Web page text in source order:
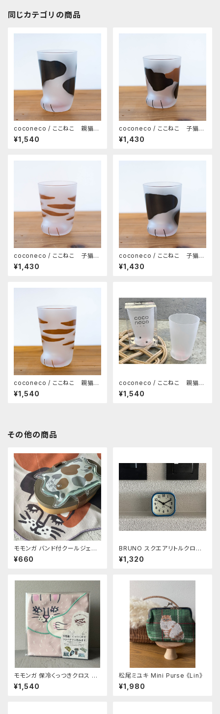
同じカテゴリの商品
coconeco / ここねこ 親猫タ
ンブラー 300ml（ブチ）
¥1,540
coconeco / ここねこ 子猫タ
ンブラー 230ml（ミケ）
¥1,430
coconeco / ここねこ 子猫タ
ンブラー 230ml（トラ）
¥1,430
coconeco / ここねこ 子猫タ
ンブラー 230ml（ブチ）
¥1,430
coconeco / ここねこ 親猫タ
ンブラー 300ml（トラ）
¥1,540
coconeco / ここねこ 親猫タ
ンブラー 300ml（ムジ）
¥1,540
その他の商品
モモンガ バンド付クールジェル
ミケ
¥660
BRUNO スクエアリトルクロッ
ク ブルー
¥1,320
モモンガ 保冷くっつきクロス ウ
サ
¥1,540
松尾ミユキ Mini Purse 《Lin》
¥1,980